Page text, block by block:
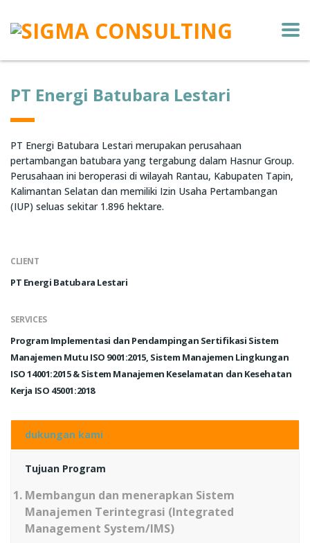
PT Energi Batubara Lestari
PT Energi Batubara Lestari merupakan perusahaan
pertambangan batubara yang tergabung dalam Hasnur Group.
Perusahaan ini beroperasi di wilayah Rantau, Kabupaten Tapin,
Kalimantan Selatan dan memiliki Izin Usaha Pertambangan
(IUP) seluas sekitar 1.896 hektare.
CLIENT
PT Energi Batubara Lestari
SERVICES
Program Implementasi dan Pendampingan Sertifikasi Sistem
Manajemen Mutu ISO 9001:2015, Sistem Manajemen Lingkungan
ISO 14001:2015 & Sistem Manajemen Keselamatan dan Kesehatan
Kerja ISO 45001:2018
dukungan kami
Tujuan Program
Membangun dan menerapkan Sistem
Manajemen Terintegrasi (Integrated
Management System/IMS)